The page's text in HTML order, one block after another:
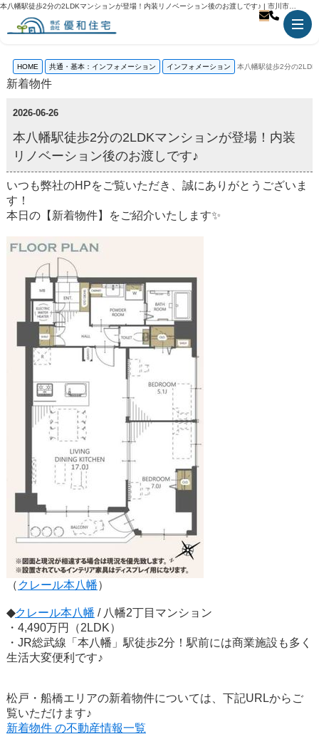
HOME 共通・基本：インフォメーション インフォメーション 本八幡駅徒歩2分の2LDK
新着物件
2026-06-26
本八幡駅徒歩2分の2LDKマンションが登場！内装
リノベーション後のお渡しです♪
いつも弊社のHPをご覧いただき、誠にありがとうございま
す！
本日の【新着物件】をご紹介いたします✨
（ クレール本八幡）
◆クレール本八幡 / 八幡2丁目マンション
・4,490万円（2LDK）
・JR総武線「本八幡」駅徒歩2分！駅前には商業施設も多く
生活大変便利です♪
松戸・船橋エリアの新着物件については、下記URLからご
覧いただけます♪
新着物件 の不動産情報一覧